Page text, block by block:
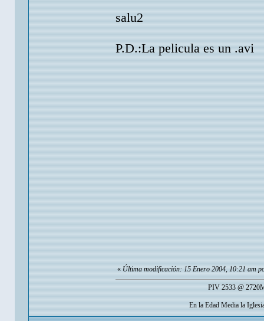
salu2
P.D.:La pelicula es un .avi
« Última modificación: 15 Enero 2004, 10:21 am
PIV 2533 @
En la Edad Media la